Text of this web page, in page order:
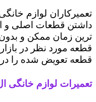
تعمیرکاران لوازم
داشتن قطعات اصلی و
ترین زمان ممکن و
قطعه مورد نظر در
قطعه تعویض شده را در
تعمیرات لوازم